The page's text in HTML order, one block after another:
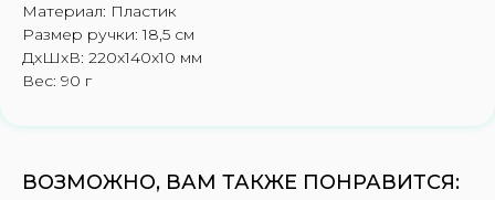
Материал: Пластик
Размер ручки: 18,5 см
ДxШxВ: 220x140x10 мм
Вес: 90 г
ВОЗМОЖНО, ВАМ ТАКЖЕ ПОНРАВИТСЯ: